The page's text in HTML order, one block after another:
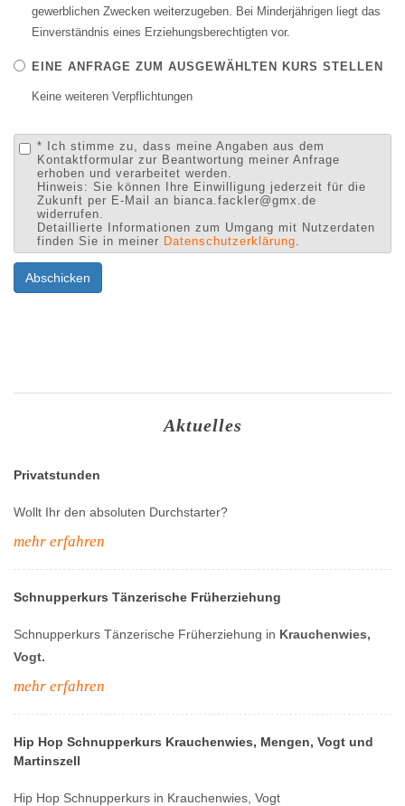
gewerblichen Zwecken weiterzugeben. Bei Minderjährigen liegt das
Einverständnis eines Erziehungsberechtigten vor.
EINE ANFRAGE ZUM AUSGEWÄHLTEN KURS STELLEN
Keine weiteren Verpflichtungen
* Ich stimme zu, dass meine Angaben aus dem
Kontaktformular zur Beantwortung meiner Anfrage
erhoben und verarbeitet werden.
Hinweis: Sie können Ihre Einwilligung jederzeit für die
Zukunft per E-Mail an bianca.fackler@gmx.de
widerrufen.
Detaillierte Informationen zum Umgang mit Nutzerdaten
finden Sie in meiner Datenschutzerklärung
Abschicken
Aktuelles
Privatstunden
Wollt Ihr den absoluten Durchstarter?
mehr erfahren
Schnupperkurs Tänzerische Früherziehung
Schnupperkurs Tänzerische Früherziehung in Krauchenwies,
Vogt.
mehr erfahren
Hip Hop Schnupperkurs Krauchenwies, Mengen, Vogt und
Martinszell
Hip Hop Schnupperkurs in Krauchenwies, Vogt